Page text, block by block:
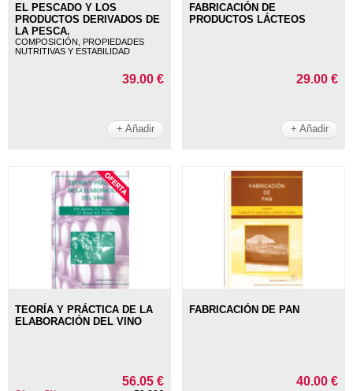
EL PESCADO Y LOS
PRODUCTOS DERIVADOS DE
LA PESCA.
COMPOSICIÓN, PROPIEDADES
NUTRITIVAS Y ESTABILIDAD
39.00 €
+ Añadir
FABRICACIÓN DE
PRODUCTOS LÁCTEOS
29.00 €
+ Añadir
TEORÍA Y PRÁCTICA DE LA
ELABORACIÓN DEL VINO
56.05 €
FABRICACIÓN DE PAN
40.00 €